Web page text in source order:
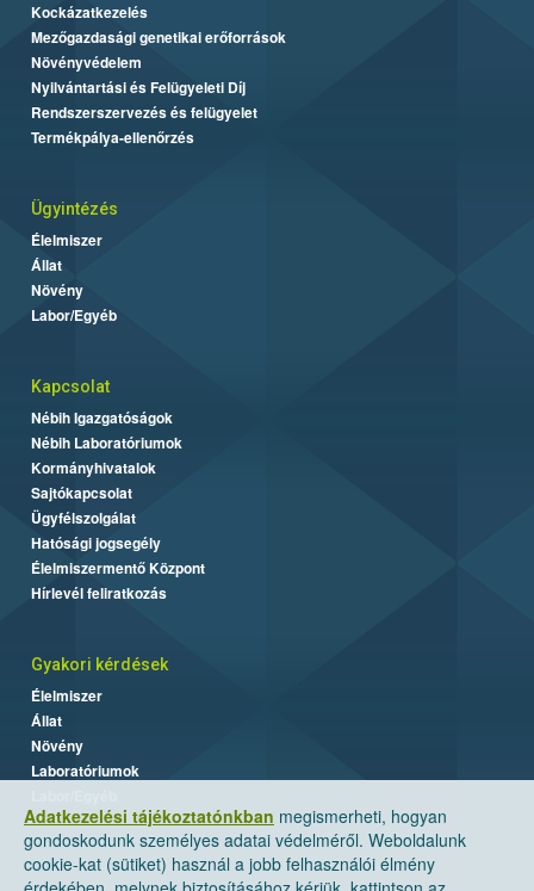
Adatkezelési tájékoztatónkban megismerheti, hogyan
gondoskodunk személyes adatai védelméről. Weboldalunk
cookie-kat (sütiket) használ a jobb felhasználói élmény
Kockázatkezelés
Mezőgazdasági genetikai erőforrások
Növényvédelem
Nyilvántartási és Felügyeleti Díj
Rendszerszervezés és felügyelet
Termékpálya-ellenőrzés
Ügyintézés
Élelmiszer
Állat
Növény
Labor/Egyéb
Kapcsolat
Nébih Igazgatóságok
Nébih Laboratóriumok
Kormányhivatalok
Sajtókapcsolat
Ügyfélszolgálat
Hatósági jogsegély
Élelmiszermentő Központ
Hírlevél feliratkozás
Gyakori kérdések
Élelmiszer
Állat
Növény
Laboratóriumok